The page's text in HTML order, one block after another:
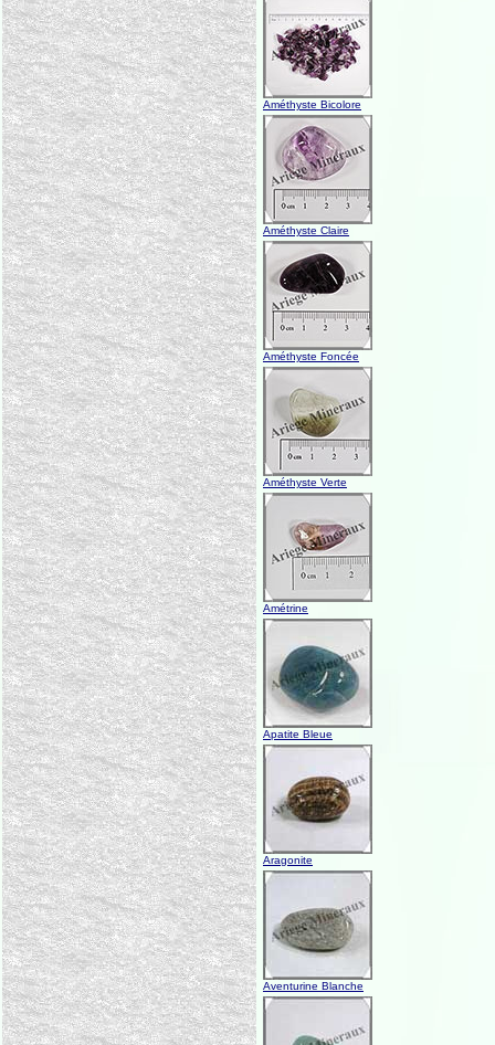
Améthyste Bicolore
Améthyste Claire
Améthyste Foncée
Améthyste Verte
Amétrine
Apatite Bleue
Aragonite
Aventurine Blanche